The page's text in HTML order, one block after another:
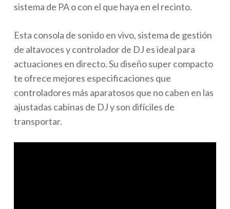
sistema de PA o con el que haya en el recinto.
Esta consola de sonido en vivo, sistema de gestión
de altavoces y controlador de DJ es ideal para
actuaciones en directo. Su diseño super compacto
te ofrece mejores especificaciones que
controladores más aparatosos que no caben en las
ajustadas cabinas de DJ y son difíciles de
transportar.